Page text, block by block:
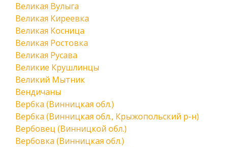
Великая Вулыга
Великая Киреевка
Великая Косница
Великая Ростовка
Великая Русава
Великие Крушлинцы
Великий Мытник
Вендичаны
Вербка (Винницкая обл.)
Вербка (Винницкая обл., Крыжопольский р-н)
Вербовец (Винницкой обл.)
Вербовка (Винницкая обл.)